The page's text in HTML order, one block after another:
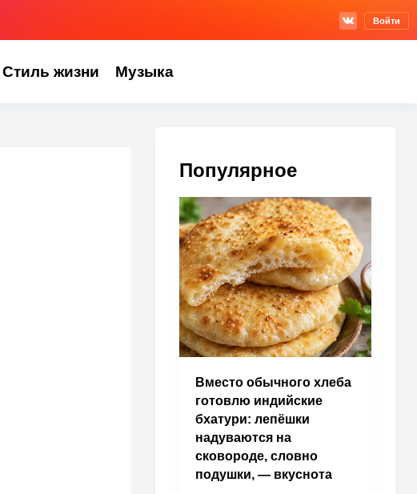
Войти
Стиль жизни Музыка
Популярное
Вместо обычного хлеба
готовлю индийские
бхатури: лепёшки
надуваются на
сковороде, словно
подушки, — вкуснота